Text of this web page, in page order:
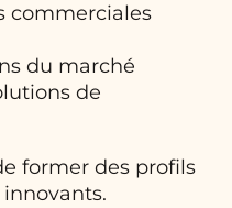
commerciales
du marché
de
former des profils